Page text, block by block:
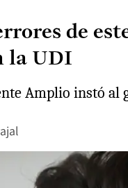
de
la UDI
Amplio instó al